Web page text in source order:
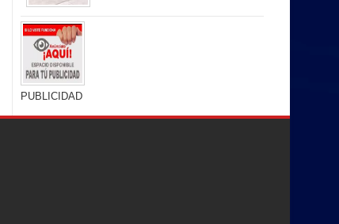
PUBLICIDAD